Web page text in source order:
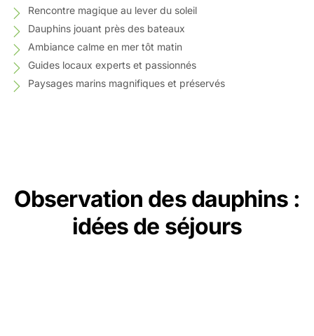
Rencontre magique au lever du soleil
Dauphins jouant près des bateaux
Ambiance calme en mer tôt matin
Guides locaux experts et passionnés
Paysages marins magnifiques et préservés
Observation des dauphins :
idées de séjours